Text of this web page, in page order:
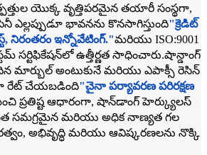
యొక్క వృత్తిపరమైన తయారీ సంస్థగా,
ఎల్లప్పుడూ భావనను కొనసాగిస్తుంది"క్రెడిట్
నిరంతరం ఇన్నోవేటింగ్."మరియు ISO:9001
సర్టిఫికేషన్‌లో ఉత్తీర్ణత సాధించారు.షాన్డాంగ్
మార్బుల్ అంటుకునే మరియు ఎపాక్సీ రెసిన్
రేట్ చేయబడింది"చైనా పర్యావరణ పరిరక్షణ
ప్రతిష్ట ఆధారంగా, షాన్‌డాంగ్ హెర్క్యులస్
సమగ్రమైన మరియు అధిక నాణ్యత గల
అభివృద్ధి మరియు ఆవిష్కరణలను నొక్కి